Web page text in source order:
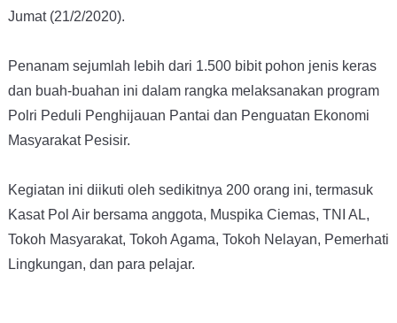
Jumat (21/2/2020).
Penanam sejumlah lebih dari 1.500 bibit pohon jenis keras
dan buah-buahan ini dalam rangka melaksanakan program
Polri Peduli Penghijauan Pantai dan Penguatan Ekonomi
Masyarakat Pesisir.
Kegiatan ini diikuti oleh sedikitnya 200 orang ini, termasuk
Kasat Pol Air bersama anggota, Muspika Ciemas, TNI AL,
Tokoh Masyarakat, Tokoh Agama, Tokoh Nelayan, Pemerhati
Lingkungan, dan para pelajar.